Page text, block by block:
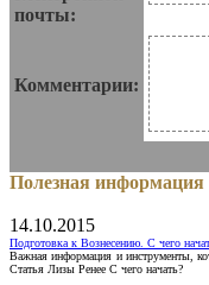
почты:
Комментарии:
Полезная информация
14.10.2015
Подготовка к Вознесению. С чего
Важная информация и инструменты,
Статья Лизы Ренее С чего начать?